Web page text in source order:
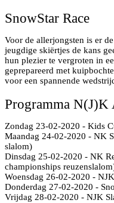
SnowStar Race
Voor de allerjongsten is er
jeugdige skiërtjes de kans
hun plezier te vergroten in
geprepareerd met
voor een spannende
Programma N(J)K
Zondag 23-02-2020 - Kids
Maandag 24-02-2020 - NK
slalom)
Dinsdag 25-02-2020 - NK
championships
Woensdag 26-02-2020 -
Donderdag 27-02-2020 -
Vrijdag 28-02-2020 - NJK